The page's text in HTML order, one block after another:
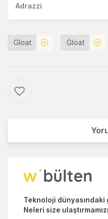
Adrazzi
Gloat Gloat
Teknoloji
Neleri size